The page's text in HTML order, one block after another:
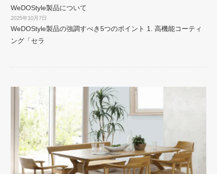
WeDOStyle製品について
2025年10月7日
WeDOStyle製品の強調すべき5つのポイント 1. 高機能コーティ
ング「セラ